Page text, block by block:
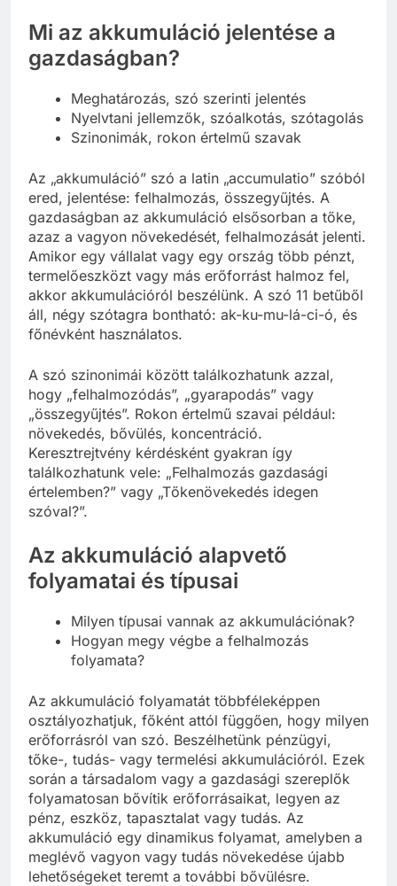
Mi az akkumuláció jelentése a
gazdaságban?
Meghatározás, szó szerinti jelentés
Nyelvtani jellemzők, szóalkotás, szótagolás
Szinonimák, rokon értelmű szavak
Az „akkumuláció” szó a latin „accumulatio” szóból
ered, jelentése: felhalmozás, összegyűjtés. A
gazdaságban az akkumuláció elsősorban a tőke,
azaz a vagyon növekedését, felhalmozását jelenti.
Amikor egy vállalat vagy egy ország több pénzt,
termelőeszközt vagy más erőforrást halmoz fel,
akkor akkumulációról beszélünk. A szó 11 betűből
áll, négy szótagra bontható: ak-ku-mu-lá-ci-ó, és
főnévként használatos.
A szó szinonimái között találkozhatunk azzal,
hogy „felhalmozódás”, „gyarapodás” vagy
„összegyűjtés”. Rokon értelmű szavai például:
növekedés, bővülés, koncentráció.
Keresztrejtvény kérdésként gyakran így
találkozhatunk vele: „Felhalmozás gazdasági
értelemben?” vagy „Tőkenövekedés idegen
szóval?”.
Az akkumuláció alapvető
folyamatai és típusai
Milyen típusai vannak az akkumulációnak?
Hogyan megy végbe a felhalmozás
folyamata?
Az akkumuláció folyamatát többféleképpen
osztályozhatjuk, főként attól függően, hogy milyen
erőforrásról van szó. Beszélhetünk pénzügyi,
tőke-, tudás- vagy termelési akkumulációról. Ezek
során a társadalom vagy a gazdasági szereplők
folyamatosan bővítik erőforrásaikat, legyen az
pénz, eszköz, tapasztalat vagy tudás. Az
akkumuláció egy dinamikus folyamat, amelyben a
meglévő vagyon vagy tudás növekedése újabb
lehetőségeket teremt a további bővülésre.